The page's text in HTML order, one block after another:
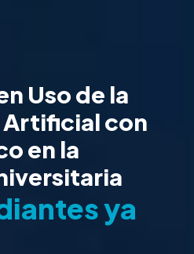
Uso de la
con
en la
ya